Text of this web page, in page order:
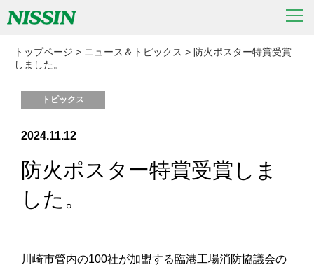
トップページ > ニュース＆トピックス > 防火ポスター特賞受賞
しました。
トピックス
2024.11.12
防火ポスター特賞受賞しま
した。
川崎市管内の100社が加盟する臨港工場消防協議会の